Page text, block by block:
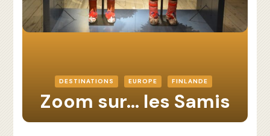
DESTINATIONS EUROPE FINLANDE
Zoom sur… les Samis